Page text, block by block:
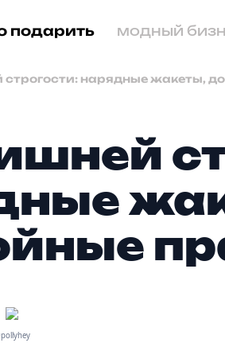
подарить модный
строгости: нарядные жакеты,